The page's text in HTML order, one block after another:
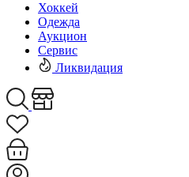
Хоккей
Одежда
Аукцион
Сервис
Ликвидация